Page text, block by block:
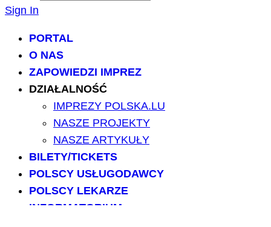
Sign In
PORTAL
O NAS
ZAPOWIEDZI IMPREZ
DZIAŁALNOŚĆ
IMPREZY POLSKA.LU
NASZE PROJEKTY
NASZE ARTYKUŁY
BILETY/TICKETS
POLSCY USŁUGODAWCY
POLSCY LEKARZE
INFORMATORIUM